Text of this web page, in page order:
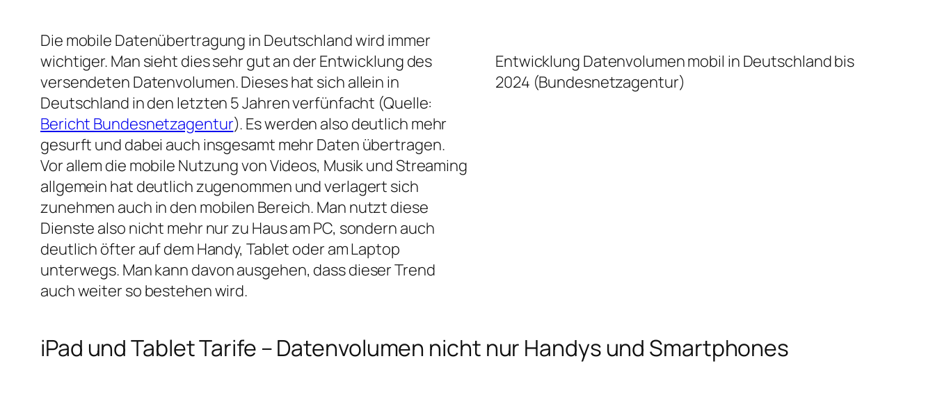
Die mobile Datenübertragung in Deutschland wird immer
wichtiger. Man sieht dies sehr gut an der Entwicklung des
versendeten Datenvolumen. Dieses hat sich allein in
Deutschland in den letzten 5 Jahren verfünfacht (Quelle:
Bericht Bundesnetzagentur). Es werden also deutlich mehr
gesurft und dabei auch insgesamt mehr Daten übertragen.
Vor allem die mobile Nutzung von Videos, Musik und Streaming
allgemein hat deutlich zugenommen und verlagert sich
zunehmen auch in den mobilen Bereich. Man nutzt diese
Dienste also nicht mehr nur zu Haus am PC, sondern auch
deutlich öfter auf dem Handy, Tablet oder am Laptop
unterwegs. Man kann davon ausgehen, dass dieser Trend
auch weiter so bestehen wird.
Entwicklung Datenvolumen mobil in Deutschland bis
2024 (Bundesnetzagentur)
iPad und Tablet Tarife – Datenvolumen nicht nur Handys und Smartphones